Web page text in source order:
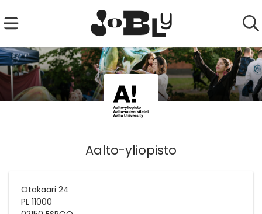
Aalto-yliopisto
Otakaari 24
PL 11000